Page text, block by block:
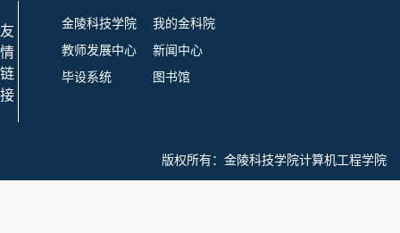
友
情
链
接
金陵科技学院
我的金科院
教师发展中心
新闻中心
毕设系统
图书馆
版权所有： 金陵科技学院计算机工程学院